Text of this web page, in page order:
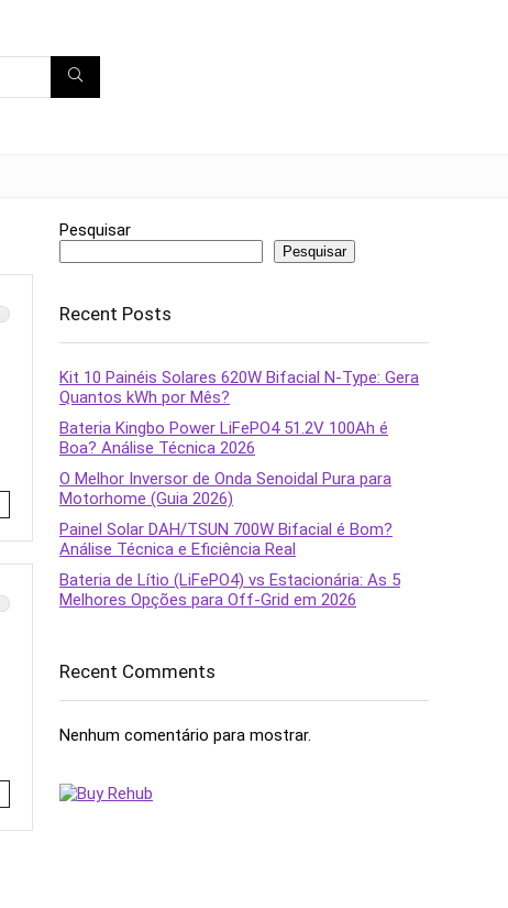
Pesquisar
Pesquisar
Recent Posts
Kit 10 Painéis Solares 620W Bifacial N-Type: Gera
Quantos kWh por Mês?
Bateria Kingbo Power LiFePO4 51.2V 100Ah é
Boa? Análise Técnica 2026
O Melhor Inversor de Onda Senoidal Pura para
Motorhome (Guia 2026)
Painel Solar DAH/TSUN 700W Bifacial é Bom?
Análise Técnica e Eficiência Real
Bateria de Lítio (LiFePO4) vs Estacionária: As 5
Melhores Opções para Off-Grid em 2026
Recent Comments
Nenhum comentário para mostrar.